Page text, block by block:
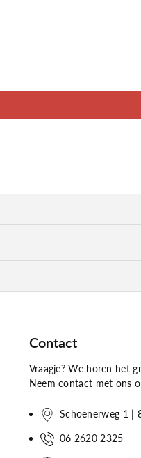
Contact
Vraagje? We horen het
Neem contact met ons
Schoenerweg 1 |
06 2620 2325